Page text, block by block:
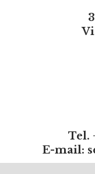
Tel.
E-mail: